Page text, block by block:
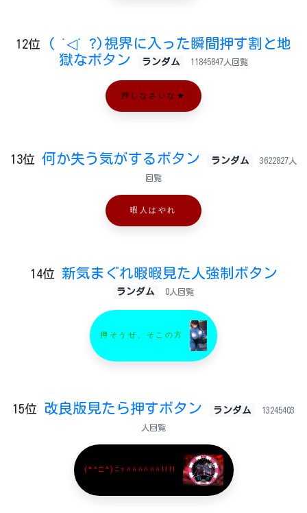
12位
( ˙◁˙ ?)視界に入った瞬間押す割と地
獄なボタン
ランダム 11845847人回覧
押しなさいな★
13位 何か失う気がするボタン ランダム 3622827人
回覧
暇人はやれ
14位 新気まぐれ暇暇見た人強制ボタン
ランダム 0人回覧
押そうぜ、そこの方
15位 改良版見たら押すボタン ランダム 13245403
人回覧
(*^□^)ﾆｬﾊﾊﾊﾊﾊﾊ!!!!